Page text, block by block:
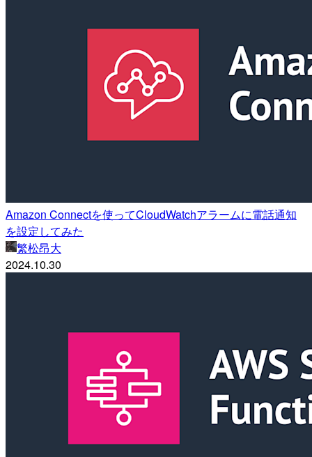
Amazon Connectを使ってCloudWatchアラームに電話通知
を設定してみた
繁松昂大
2024.10.30